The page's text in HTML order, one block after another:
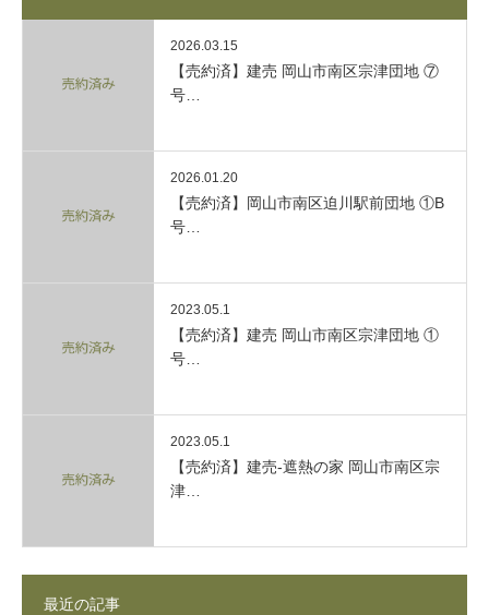
2026.03.15
【売約済】建売 岡山市南区宗津団地 ⑦
号…
2026.01.20
【売約済】岡山市南区迫川駅前団地 ①B
号…
2023.05.1
【売約済】建売 岡山市南区宗津団地 ①
号…
2023.05.1
【売約済】建売-遮熱の家 岡山市南区宗
津…
最近の記事